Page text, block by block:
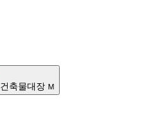
건축물대장 M